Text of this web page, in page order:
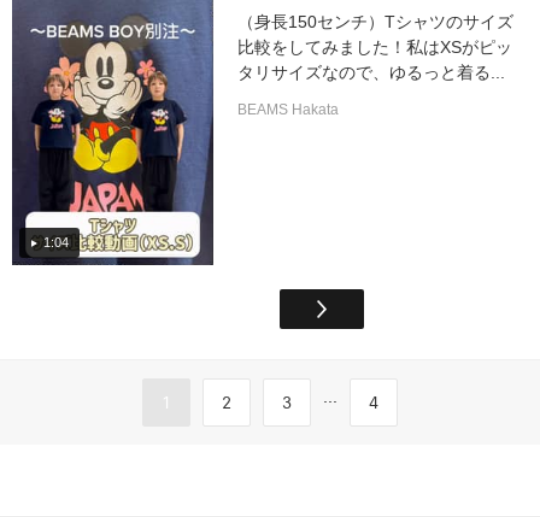
1:04
（身長150センチ）Tシャツのサイズ
比較をしてみました！私はXSがピッ
タリサイズなので、ゆるっと着る...
BEAMS Hakata
1 2 3 ... 4